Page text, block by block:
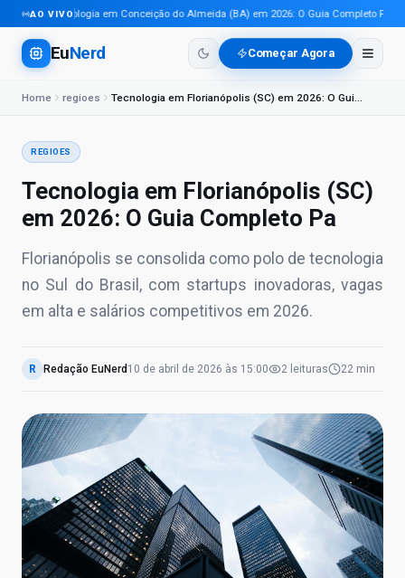
AO VIVO
Tecnologia em Conceição do Almeida (BA) em 2026: O Guia Completo Para
EuNerd Começar Agora
Home regioes Tecnologia em Florianópolis (SC) em 2026: O Guia Completo Pa
REGIOES
Tecnologia em Florianópolis (SC)
em 2026: O Guia Completo Pa
Florianópolis se consolida como polo de tecnologia
no Sul do Brasil, com startups inovadoras, vagas
em alta e salários competitivos em 2026.
R Redação EuNerd 10 de abril de 2026 às 15:00 2 leituras 22 min